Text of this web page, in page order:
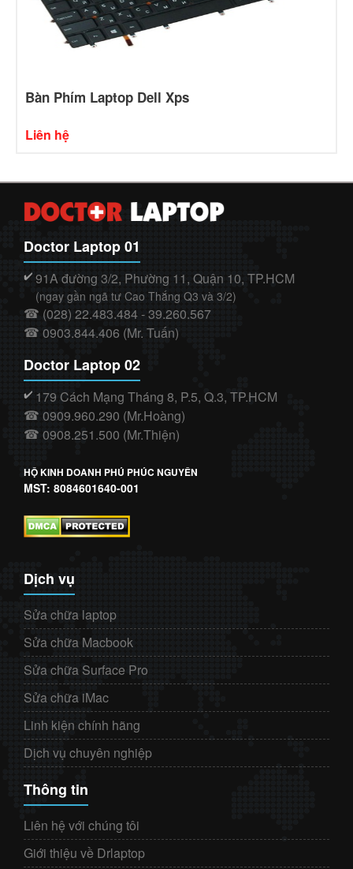
Bàn Phím Laptop Dell Xps
Liên hệ
Doctor Laptop 01
✔️ 91A đường 3/2, Phường 11, Quận 10, TP.HCM
(ngay gần ngã tư Cao Thắng Q3 và 3/2)
☎ (028) 22.483.484 - 39.260.567
☎ 0903.844.406 (Mr. Tuấn)
Doctor Laptop 02
✔️ 179 Cách Mạng Tháng 8, P.5, Q.3, TP.HCM
☎ 0909.960.290 (Mr.Hoàng)
☎ 0908.251.500 (Mr.Thiện)
HỘ KINH DOANH PHÚ PHÚC NGUYÊN
MST: 8084601640-001
Dịch vụ
Sửa chữa laptop
Sửa chữa Macbook
Sửa chữa Surface Pro
Sửa chữa iMac
Linh kiện chính hãng
Dịch vụ chuyên nghiệp
Thông tin
Liên hệ với chúng tôi
Giới thiệu về Drlaptop